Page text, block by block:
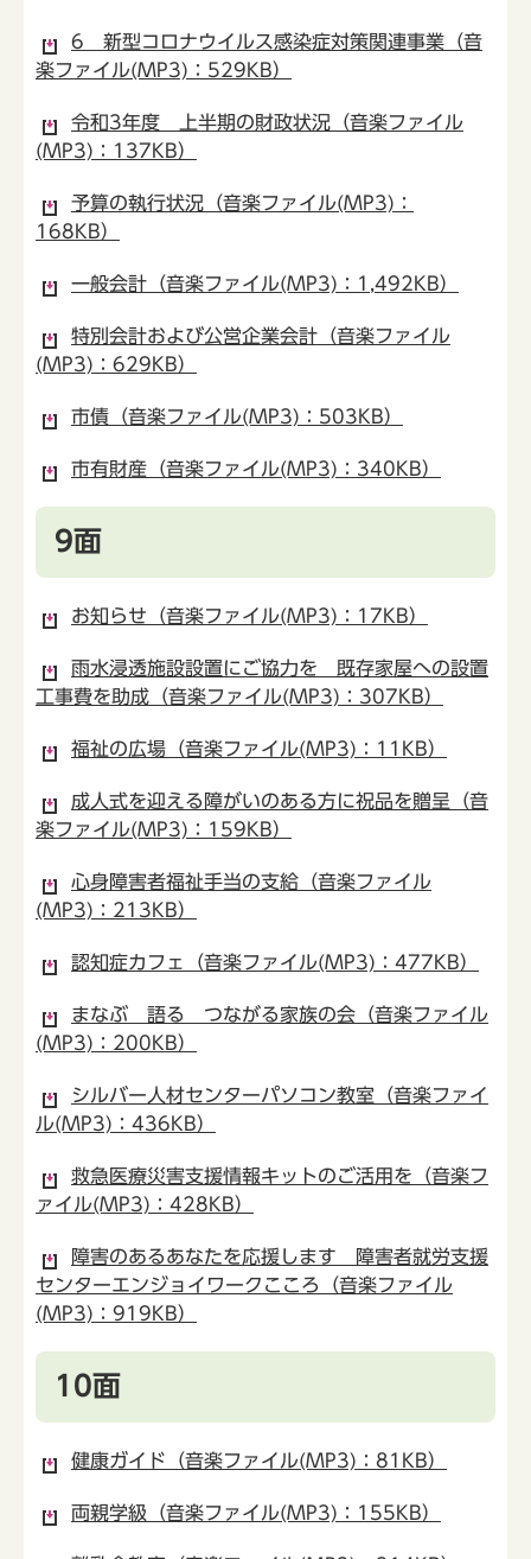
6 新型コロナウイルス感染症対策関連事業（音
楽ファイル(MP3)：529KB）
令和3年度 上半期の財政状況（音楽ファイル
(MP3)：137KB）
予算の執行状況（音楽ファイル(MP3)：
168KB）
一般会計（音楽ファイル(MP3)：1,492KB）
特別会計および公営企業会計（音楽ファイル
(MP3)：629KB）
市債（音楽ファイル(MP3)：503KB）
市有財産（音楽ファイル(MP3)：340KB）
9面
お知らせ（音楽ファイル(MP3)：17KB）
雨水浸透施設設置にご協力を 既存家屋への設置
工事費を助成（音楽ファイル(MP3)：307KB）
福祉の広場（音楽ファイル(MP3)：11KB）
成人式を迎える障がいのある方に祝品を贈呈（音
楽ファイル(MP3)：159KB）
心身障害者福祉手当の支給（音楽ファイル
(MP3)：213KB）
認知症カフェ（音楽ファイル(MP3)：477KB）
まなぶ 語る つながる家族の会（音楽ファイル
(MP3)：200KB）
シルバー人材センターパソコン教室（音楽ファイ
ル(MP3)：436KB）
救急医療災害支援情報キットのご活用を（音楽フ
ァイル(MP3)：428KB）
障害のあるあなたを応援します 障害者就労支援
センターエンジョイワークこころ（音楽ファイル
(MP3)：919KB）
10面
健康ガイド（音楽ファイル(MP3)：81KB）
両親学級（音楽ファイル(MP3)：155KB）